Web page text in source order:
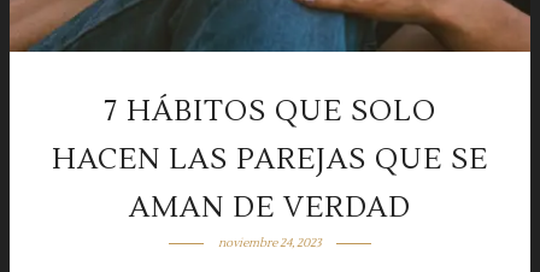
7 HÁBITOS QUE SOLO
HACEN LAS PAREJAS QUE SE
AMAN DE VERDAD
noviembre 24, 2023